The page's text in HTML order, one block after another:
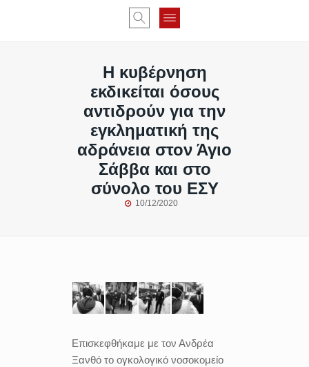
Η κυβέρνηση
εκδικείται όσους
αντιδρούν για την
εγκληματική της
αδράνεια στον Άγιο
Σάββα και στο
σύνολο του ΕΣΥ
10/12/2020
Επισκεφθήκαμε με τον Ανδρέα
Ξανθό το ογκολογικό νοσοκομείο